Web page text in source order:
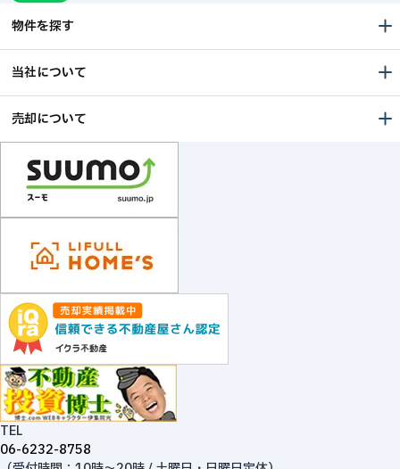
物件を探す
当社について
売却について
TEL
06-6232-8758